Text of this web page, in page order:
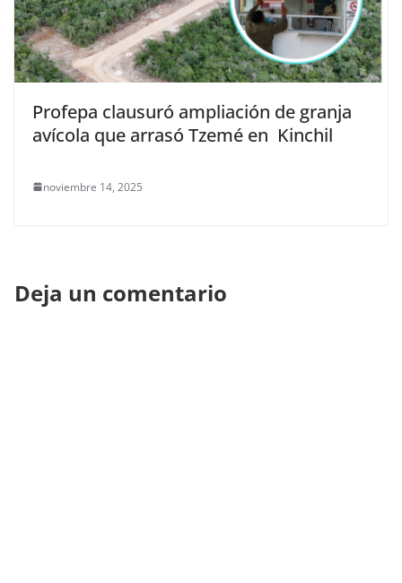
Profepa clausuró ampliación de granja
avícola que arrasó Tzemé en Kinchil
noviembre 14, 2025
Deja un comentario